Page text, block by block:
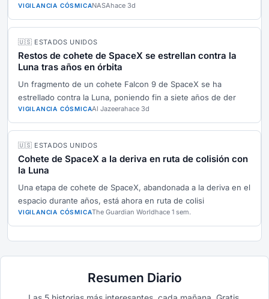
VIGILANCIA CÓSMICANASAhace 3d
🇺🇸 ESTADOS UNIDOS
Restos de cohete de SpaceX se estrellan contra la
Luna tras años en órbita
Un fragmento de un cohete Falcon 9 de SpaceX se ha
estrellado contra la Luna, poniendo fin a siete años de der
VIGILANCIA CÓSMICAAl Jazeerahace 3d
🇺🇸 ESTADOS UNIDOS
Cohete de SpaceX a la deriva en ruta de colisión con
la Luna
Una etapa de cohete de SpaceX, abandonada a la deriva en el
espacio durante años, está ahora en ruta de colisi
VIGILANCIA CÓSMICAThe Guardian Worldhace 1 sem.
Resumen Diario